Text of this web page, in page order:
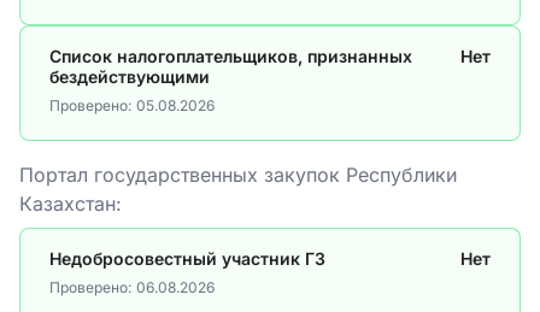
Список налогоплательщиков, признанных
бездействующими
Нет
Проверено: 05.08.2026
Портал государственных закупок Республики
Казахстан:
Недобросовестный участник ГЗ Нет
Проверено: 06.08.2026